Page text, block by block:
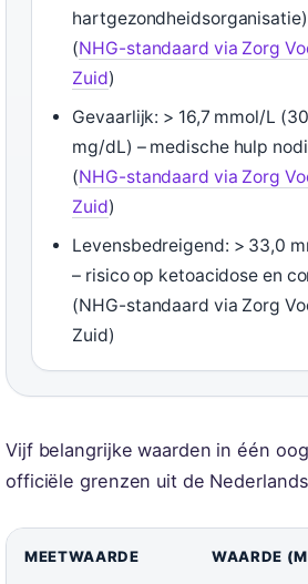
(NHG-standaard via Zorg
Zuid)
Gevaarlijk: > 16,7 mmol/L
mg/dL) – medische hulp
(NHG-standaard via Zorg
Zuid)
Levensbedreigend: > 33,0
– risico op ketoacidose en
(NHG-standaard via Zorg
Zuid)
Vijf belangrijke waarden in één
officiële grenzen uit de
MEETWAARDE WAARDE